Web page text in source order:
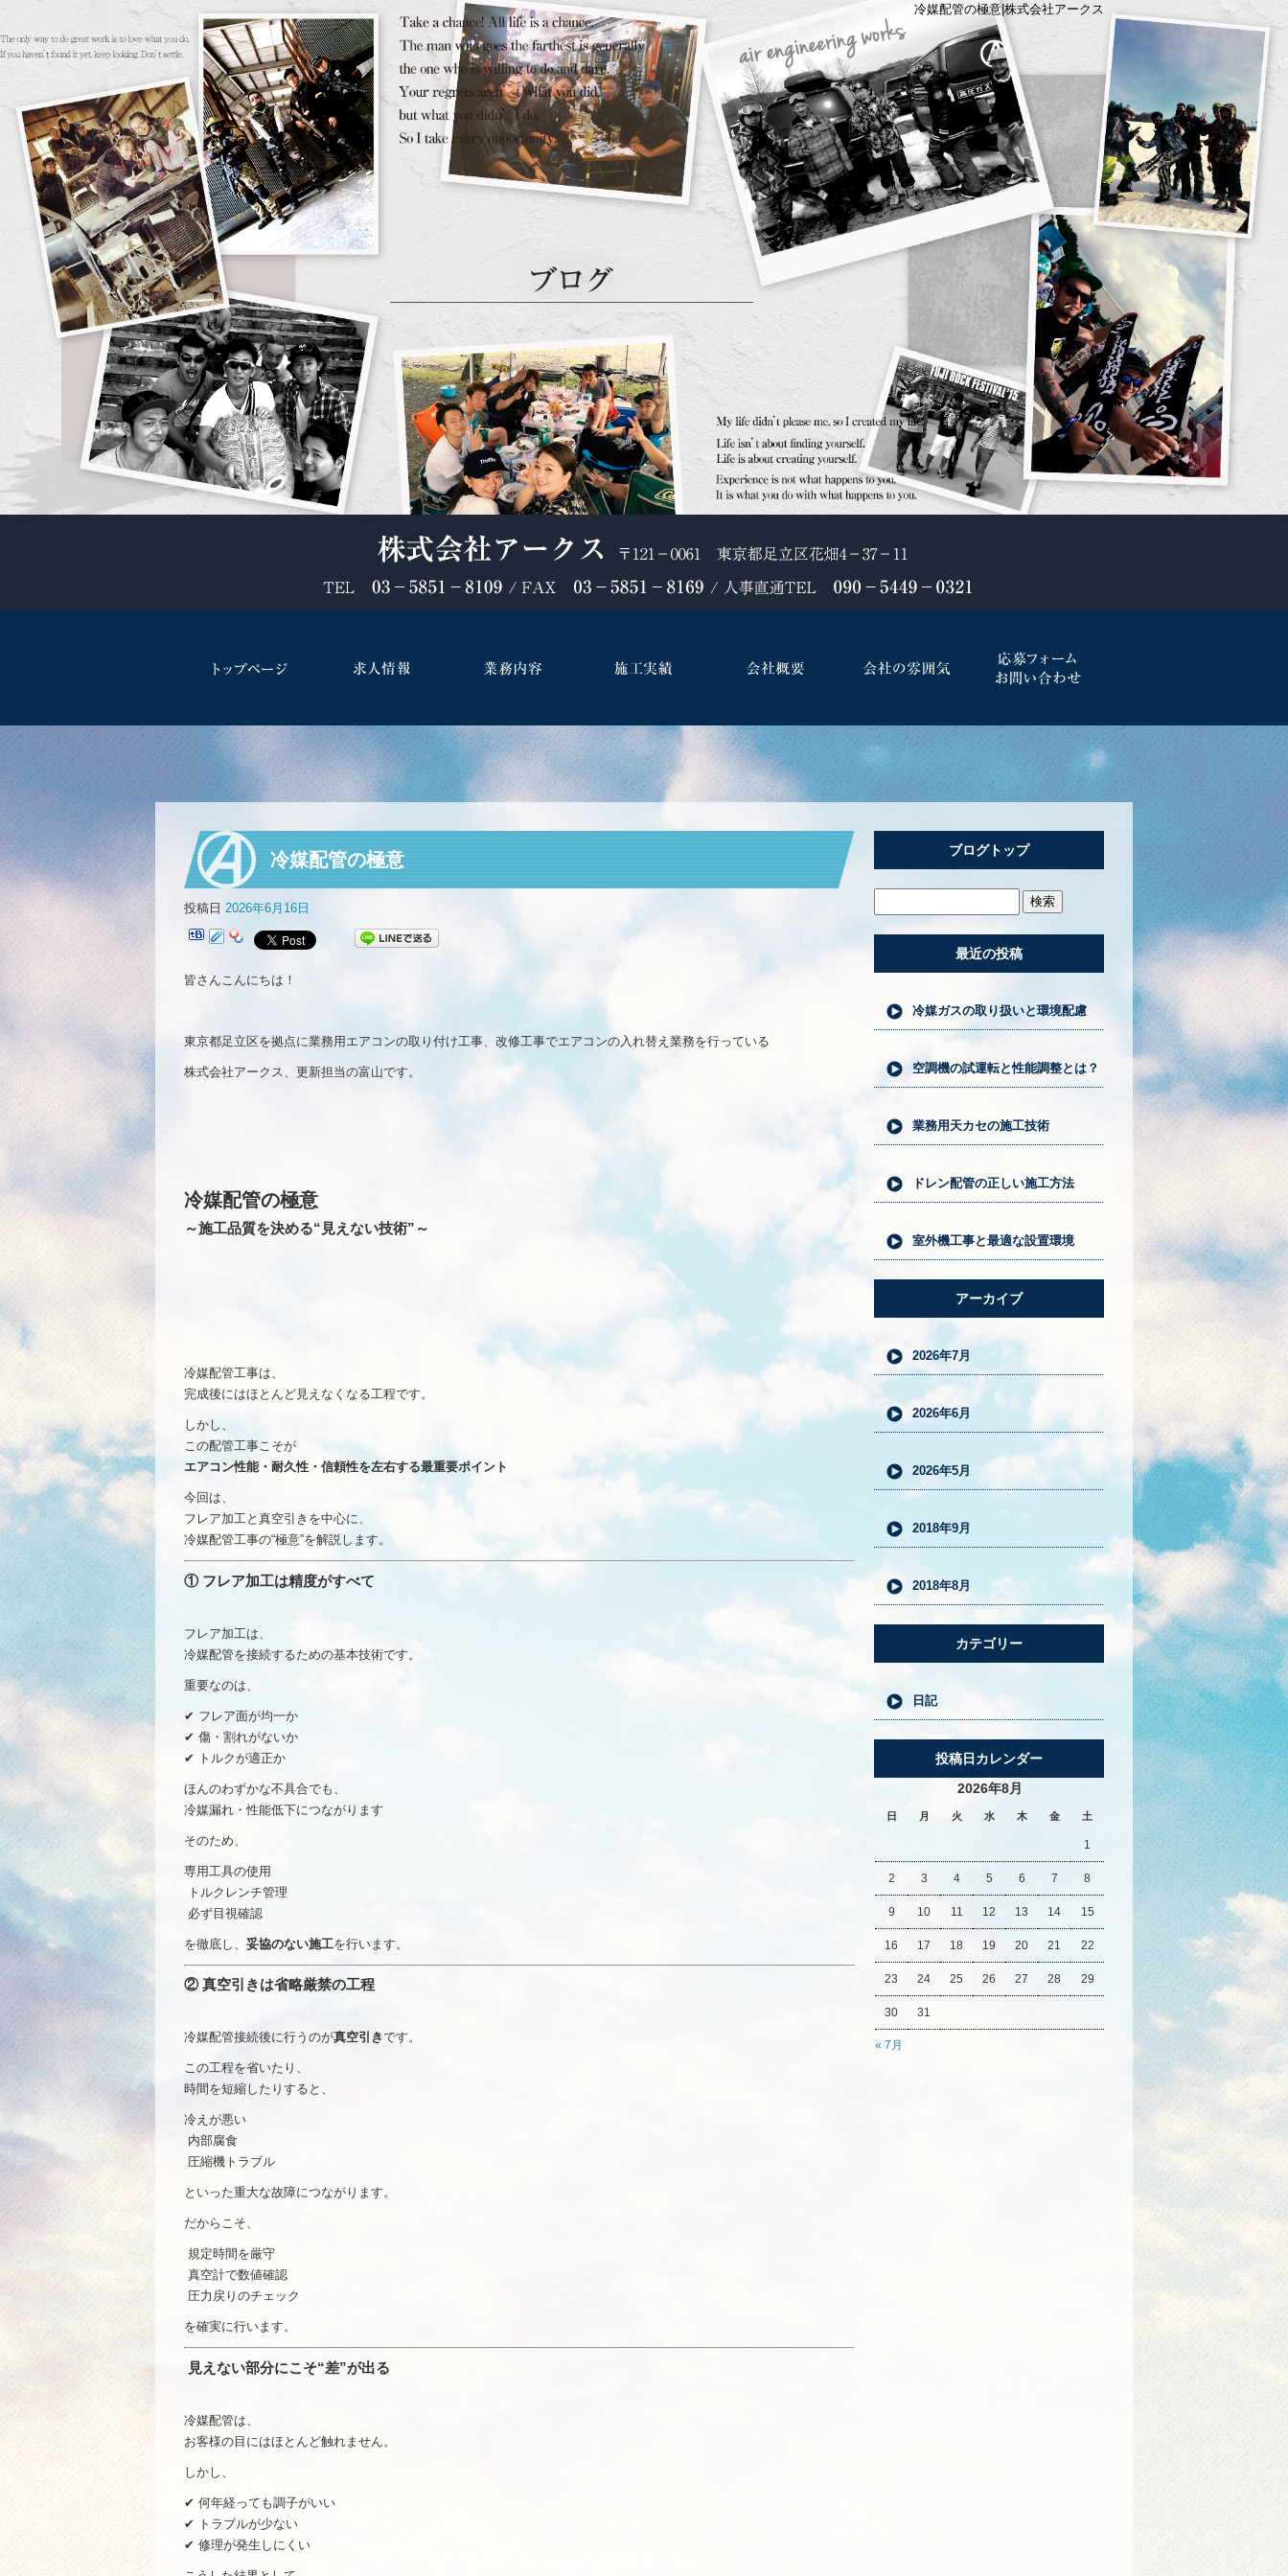
冷媒配管の極意|株式会社アークス
冷媒配管の極意
投稿日 2026年6月16日
皆さんこんにちは！
東京都足立区を拠点に業務用エアコンの取り付け工事、改修工事でエアコンの入れ替え業務を行っている
株式会社アークス、更新担当の富山です。
冷媒配管の極意
～施工品質を決める“見えない技術”～
冷媒配管工事は、
完成後にはほとんど見えなくなる工程です。
しかし、
この配管工事こそが
エアコン性能・耐久性・信頼性を左右する最重要ポイント
今回は、
フレア加工と真空引きを中心に、
冷媒配管工事の“極意”を解説します。
① フレア加工は精度がすべて
フレア加工は、
冷媒配管を接続するための基本技術です。
重要なのは、
✔ フレア面が均一か
✔ 傷・割れがないか
✔ トルクが適正か
ほんのわずかな不具合でも、
冷媒漏れ・性能低下につながります
そのため、
専用工具の使用
トルクレンチ管理
必ず目視確認
を徹底し、 妥協のない施工を行います。
② 真空引きは省略厳禁の工程
冷媒配管接続後に行うのが真空引きです。
この工程を省いたり、
時間を短縮したりすると、
冷えが悪い
内部腐食
圧縮機トラブル
といった重大な故障につながります。
だからこそ、
規定時間を厳守
真空計で数値確認
圧力戻りのチェック
を確実に行います。
見えない部分にこそ“差”が出る
冷媒配管は、
お客様の目にはほとんど触れません。
しかし、
✔ 何年経っても調子がいい
✔ トラブルが少ない
✔ 修理が発生しにくい
ブログトップ
最近の投稿
冷媒ガスの取り扱いと環境配慮
空調機の試運転と性能調整とは？
業務用天カセの施工技術
ドレン配管の正しい施工方法
室外機工事と最適な設置環境
アーカイブ
2026年7月
2026年6月
2026年5月
2018年9月
2018年8月
カテゴリー
日記
投稿日カレンダー
2026年8月
日 月 火 水 木 金 土
« 7月
1
2 3 4 5 6 7 8
9 10 11 12 13 14 15
16 17 18 19 20 21 22
23 24 25 26 27 28 29
30 31